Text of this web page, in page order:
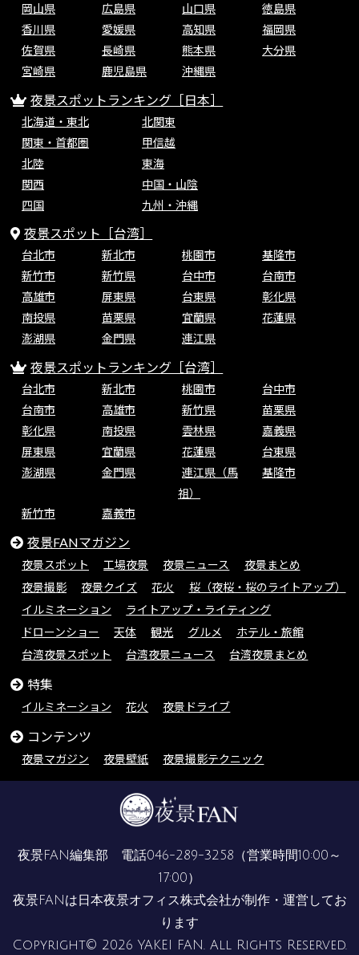
岡山県
広島県 山口県
徳島県
香川県
愛媛県 高知県
福岡県
佐賀県
長崎県 熊本県
大分県
宮崎県
鹿児島県 沖縄県
夜景スポットランキング［日本］
北海道・東北
北関東
関東・首都圏
甲信越
北陸
東海
関西
中国・山陰
四国
九州・沖縄
夜景スポット［台湾］
台北市 新北市 桃園市
基隆市
新竹市
新竹県 台中市
台南市
高雄市
屏東県 台東県
彰化県
南投県
苗栗県 宜蘭県
花蓮県
澎湖県
金門県 連江県
夜景スポットランキング［台湾］
台北市 新北市 桃園市
台中市
台南市
高雄市 新竹県
苗栗県
彰化県
南投県 雲林県
嘉義県
屏東県
宜蘭県 花蓮県
台東県
澎湖県
金門県
連江県（馬
祖）
基隆市
新竹市 嘉義市
夜景FANマガジン
夜景スポット 工場夜景 夜景ニュース
夜景まとめ
夜景撮影
夜景クイズ 花火
桜（夜桜・桜のライトアップ）
イルミネーション
ライトアップ・ライティング
ドローンショー
天体 観光 グルメ
ホテル・旅館
台湾夜景スポット
台湾夜景ニュース 台湾夜景まとめ
特集
イルミネーション 花火 夜景ドライブ
コンテンツ
夜景マガジン 夜景壁紙 夜景撮影テクニック
夜景FAN編集部 電話046-289-3258 （営業時間10:00～
17:00）
夜景FANは 日本夜景オフィス株式会社が制作・運営してお
ります
Copyright© 2026 YAKEI FAN. All Rights Reserved.